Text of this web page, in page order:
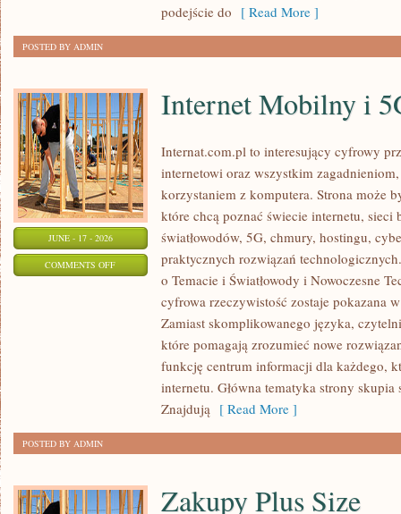
podejście do [ Read More ]
POSTED BY ADMIN
JUNE - 17 - 2026
COMMENTS OFFON
Internet Mobilny i
Internat.com.pl to interesujący cyfrowy
internetowi oraz wszystkim
korzystaniem z komputera. Strona może
które chcą poznać świecie internetu, sieci
światłowodów, 5G, chmury, hostingu,
praktycznych rozwiązań
o Temacie i Światłowody i Nowoczesne
cyfrowa rzeczywistość zostaje pokazana
Zamiast skomplikowanego języka,
które pomagają zrozumieć nowe
funkcję centrum informacji dla każdego,
internetu. Główna tematyka strony
Znajdują [ Read More ]
POSTED BY ADMIN
Zakupy Plus Size